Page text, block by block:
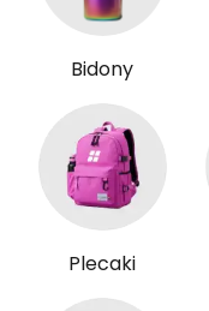
Bidony
Plecaki